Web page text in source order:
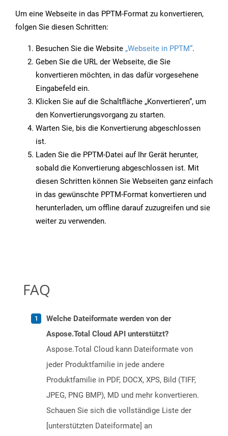
Um eine Webseite in das PPTM-Format zu konvertieren,
folgen Sie diesen Schritten:
Besuchen Sie die Website „Webseite in PPTM“.
Geben Sie die URL der Webseite, die Sie
konvertieren möchten, in das dafür vorgesehene
Eingabefeld ein.
Klicken Sie auf die Schaltfläche „Konvertieren“, um
den Konvertierungsvorgang zu starten.
Warten Sie, bis die Konvertierung abgeschlossen
ist.
Laden Sie die PPTM-Datei auf Ihr Gerät herunter,
sobald die Konvertierung abgeschlossen ist. Mit
diesen Schritten können Sie Webseiten ganz einfach
in das gewünschte PPTM-Format konvertieren und
herunterladen, um offline darauf zuzugreifen und sie
weiter zu verwenden.
FAQ
Welche Dateiformate werden von der
Aspose.Total Cloud API unterstützt?
Aspose.Total Cloud kann Dateiformate von
jeder Produktfamilie in jede andere
Produktfamilie in PDF, DOCX, XPS, Bild (TIFF,
JPEG, PNG BMP), MD und mehr konvertieren.
Schauen Sie sich die vollständige Liste der
[unterstützten Dateiformate] an